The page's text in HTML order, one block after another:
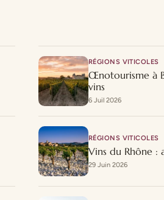
RÉGIONS VITICOLES
Œnotourisme à
vins
6 Juil 2026
RÉGIONS VITICOLES
Vins du Rhône :
29 Juin 2026